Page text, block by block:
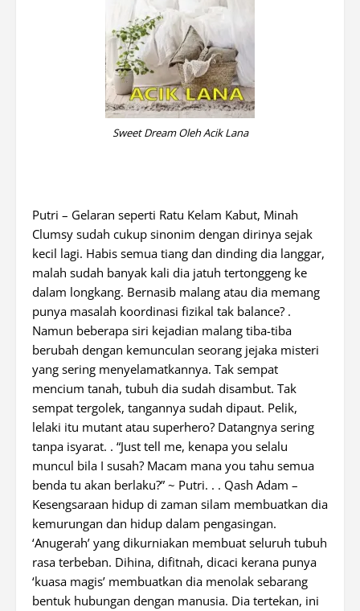
Sweet Dream Oleh Acik Lana
Putri – Gelaran seperti Ratu Kelam Kabut, Minah
Clumsy sudah cukup sinonim dengan dirinya sejak
kecil lagi. Habis semua tiang dan dinding dia langgar,
malah sudah banyak kali dia jatuh tertonggeng ke
dalam longkang. Bernasib malang atau dia memang
punya masalah koordinasi fizikal tak balance? .
Namun beberapa siri kejadian malang tiba-tiba
berubah dengan kemunculan seorang jejaka misteri
yang sering menyelamatkannya. Tak sempat
mencium tanah, tubuh dia sudah disambut. Tak
sempat tergolek, tangannya sudah dipaut. Pelik,
lelaki itu mutant atau superhero? Datangnya sering
tanpa isyarat. . “Just tell me, kenapa you selalu
muncul bila I susah? Macam mana you tahu semua
benda tu akan berlaku?” ~ Putri. . . Qash Adam –
Kesengsaraan hidup di zaman silam membuatkan dia
kemurungan dan hidup dalam pengasingan.
‘Anugerah’ yang dikurniakan membuat seluruh tubuh
rasa terbeban. Dihina, difitnah, dicaci kerana punya
‘kuasa magis’ membuatkan dia menolak sebarang
bentuk hubungan dengan manusia. Dia tertekan, ini